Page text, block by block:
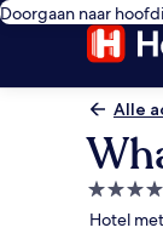
Doorgaan naar
Alle
4.0-
Hotel